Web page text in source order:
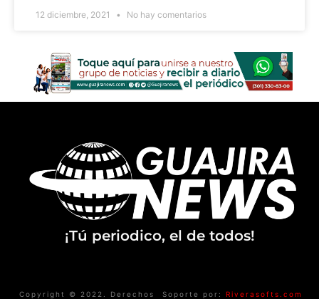
12 diciembre, 2021 No hay comentarios
¡Tú periodico, el de todos!
Copyright © 2022. Derechos
Soporte por: Riverasofts.com